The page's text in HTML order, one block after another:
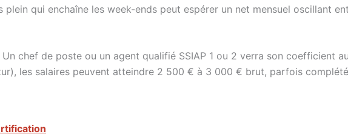
plein qui enchaîne les week-ends peut espérer un net mensuel oscillant
chef de poste ou un agent qualifié SSIAP 1 ou 2 verra son coefficient
les salaires peuvent atteindre 2 500 € à 3 000 € brut, parfois